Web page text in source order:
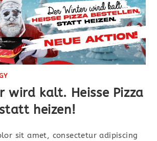
wird kalt. Heisse Pizza
heizen!
sit amet, consectetur adipiscing